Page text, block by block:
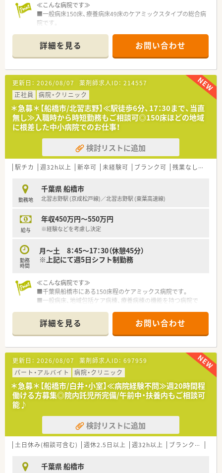
≪こんな病院です≫
■一般病床150床、療養病床49床のケアミックスタイプの総合病
院です。
性期医療まで幅広く対応しています。
■薬剤科では安全キャビネット、クリーンベンチも完備しており
抗がん剤、ＴＰＮの混注業務も行っています。
■常勤、非常勤問わずセントラル業務、病棟業務、注射業務を分
担しています。
常勤のみに偏った業務はございません。
■在庫はオンライン発注で行っています。
≪働く環境≫
■外来はクリニックが対応しており、すべて院外処方です。
■調剤室は広く働きやすい環境です。
■残業は月5時間程、当直はございません。
■マイカー通勤可能、駐車場無料
■職員食堂完備しています。（一食250円）
■年間休日は120日以上！プライベートの時間もしっかり確保で
詳細を見る お問い合わせ
更新日： 2026/08/07 薬剤師求人ID： 214557
正社員
病院・クリニック
＊急募＊【船橋市/北習志野】≪駅徒歩6分、17：30まで、当直
無し≫入職時から時短勤務もご相談可◎150床ほどの地域
に根差した中小病院でのお仕事！
検討リストに追加
駅チカ 週32h以上 新卒可 未経験可 ブランク可 残業なし(ほぼなし含む)
勤務地
千葉県 船橋市
北習志野駅 (京成松戸線)／北習志野駅 (東葉高速線)
給与
年収450万円～550万円
※経験などを考慮し決定
勤務
時間
月～土 8：45～17：30（休憩45分）
※上記にて週5日シフト制勤務
≪こんな病院です≫
■千葉県船橋市にある150床程のケアミックス病院です。
■一般病床、地域包括ケア病棟、療養病棟の機能を持つ病院で
■人工関節脊椎センターと透析センターも併設しています。
■透析ベッド30床と近隣では大規模な透析センターです。
≪業務内容≫
■病院における薬剤師業務をご対応いただきます。
■主に整形外科、透析、療養病棟の入院患者様の対応が主になり
ます。
■外来は院外処方で内科・整形外科が主です。
■注射はセットのみ、混注業務はありません。
■長くお勤めされている方が多い病院です。
■当直無し、17：30までの勤務です。
■プライベートもしっかり確保、有給取得率が100％！（令和5年
実績）
■保育園費用の負担あり！
正社員は最高50,000円（1人当たり）まで補助制度がございます。
詳細を見る お問い合わせ
更新日： 2026/08/07 薬剤師求人ID： 697959
パート・アルバイト
病院・クリニック
＊急募＊【船橋市/白井・小室】≪病院経験不問≫週20時間程
働ける方募集◎院内託児所完備/午前中・扶養内もご相談可
能♪
検討リストに追加
土日休み(相談可含む) 週休2.5日以上 週32h以上 ブランク可
千葉県 船橋市